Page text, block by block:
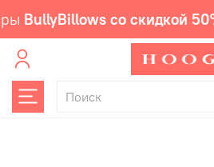
BullyBillows со скидкой 50%